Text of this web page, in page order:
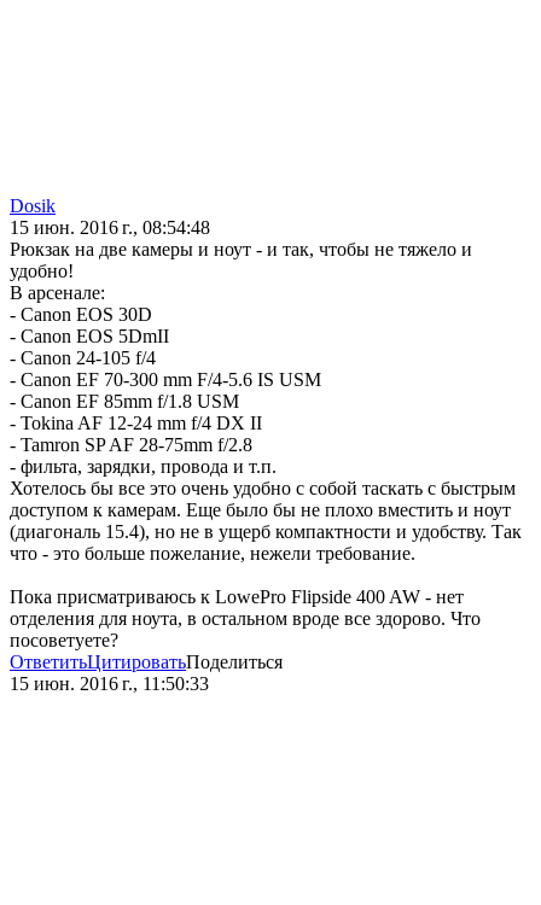
Dosik
15 июн. 2016 г., 08:54:48
Рюкзак на две камеры и ноут - и так, чтобы не тяжело и
удобно!
В арсенале:
- Canon EOS 30D
- Canon EOS 5DmII
- Canon 24-105 f/4
- Canon EF 70-300 mm F/4-5.6 IS USM
- Canon EF 85mm f/1.8 USM
- Tokina AF 12-24 mm f/4 DX II
- Tamron SP AF 28-75mm f/2.8
- фильта, зарядки, провода и т.п.
Хотелось бы все это очень удобно с собой таскать с быстрым
доступом к камерам. Еще было бы не плохо вместить и ноут
(диагональ 15.4), но не в ущерб компактности и удобству. Так
что - это больше пожелание, нежели требование.
Пока присматриваюсь к LowePro Flipside 400 AW - нет
отделения для ноута, в остальном вроде все здорово. Что
посоветуете?
ОтветитьЦитироватьПоделиться
15 июн. 2016 г., 11:50:33